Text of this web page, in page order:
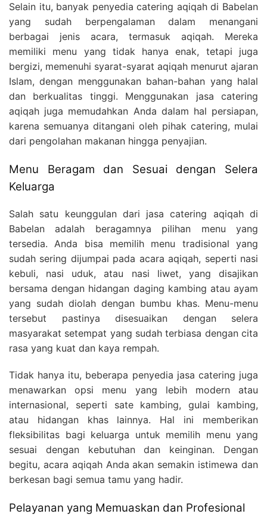
Selain itu, banyak penyedia catering aqiqah di Babelan
yang sudah berpengalaman dalam menangani
berbagai jenis acara, termasuk aqiqah. Mereka
memiliki menu yang tidak hanya enak, tetapi juga
bergizi, memenuhi syarat-syarat aqiqah menurut ajaran
Islam, dengan menggunakan bahan-bahan yang halal
dan berkualitas tinggi. Menggunakan jasa catering
aqiqah juga memudahkan Anda dalam hal persiapan,
karena semuanya ditangani oleh pihak catering, mulai
dari pengolahan makanan hingga penyajian.
Menu Beragam dan Sesuai dengan Selera
Keluarga
Salah satu keunggulan dari jasa catering aqiqah di
Babelan adalah beragamnya pilihan menu yang
tersedia. Anda bisa memilih menu tradisional yang
sudah sering dijumpai pada acara aqiqah, seperti nasi
kebuli, nasi uduk, atau nasi liwet, yang disajikan
bersama dengan hidangan daging kambing atau ayam
yang sudah diolah dengan bumbu khas. Menu-menu
tersebut pastinya disesuaikan dengan selera
masyarakat setempat yang sudah terbiasa dengan cita
rasa yang kuat dan kaya rempah.
Tidak hanya itu, beberapa penyedia jasa catering juga
menawarkan opsi menu yang lebih modern atau
internasional, seperti sate kambing, gulai kambing,
atau hidangan khas lainnya. Hal ini memberikan
fleksibilitas bagi keluarga untuk memilih menu yang
sesuai dengan kebutuhan dan keinginan. Dengan
begitu, acara aqiqah Anda akan semakin istimewa dan
berkesan bagi semua tamu yang hadir.
Pelayanan yang Memuaskan dan Profesional